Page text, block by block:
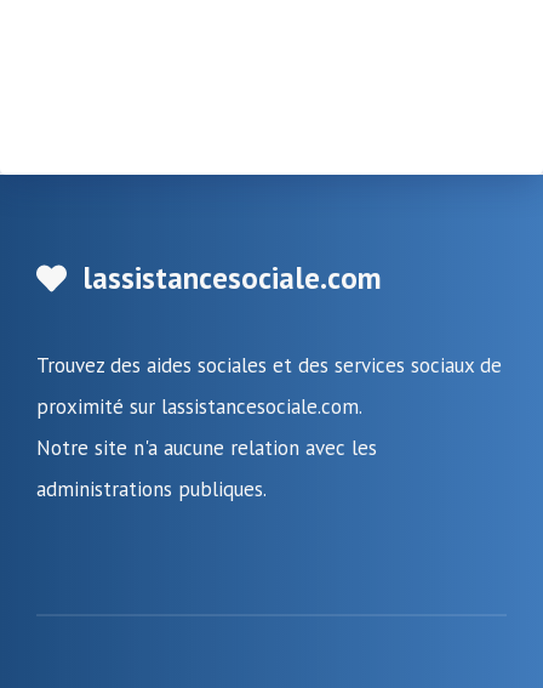
lassistancesociale.com
Trouvez des aides sociales et des services sociaux de
proximité sur lassistancesociale.com.
Notre site n'a aucune relation avec les
administrations publiques.